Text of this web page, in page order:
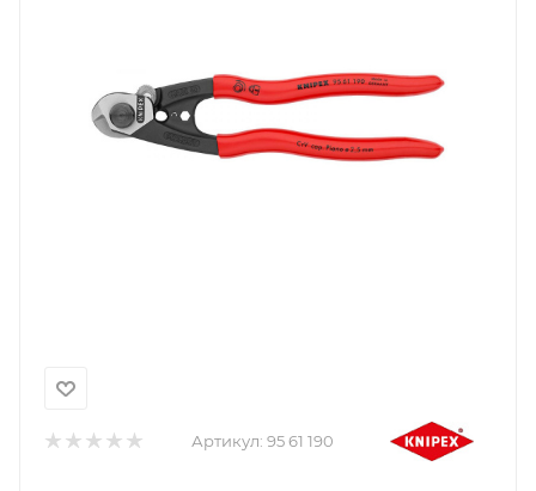
Артикул: 95 61 190